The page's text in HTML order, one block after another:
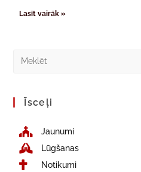
Lasīt vairāk »
Īsceļi
Jaunumi
Lūgšanas
Notikumi